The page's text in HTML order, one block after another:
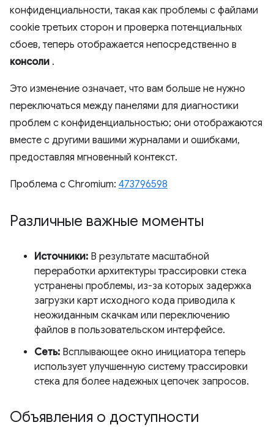
конфиденциальности, такая как проблемы с файлами
cookie третьих сторон и проверка потенциальных
сбоев, теперь отображается непосредственно в
консоли .
Это изменение означает, что вам больше не нужно
переключаться между панелями для диагностики
проблем с конфиденциальностью; они отображаются
вместе с другими вашими журналами и ошибками,
предоставляя мгновенный контекст.
Проблема с Chromium: 473796598
Различные важные моменты
Источники: В результате масштабной
переработки архитектуры трассировки стека
устранены проблемы, из-за которых задержка
загрузки карт исходного кода приводила к
неожиданным скачкам или переключению
файлов в пользовательском интерфейсе.
Сеть: Всплывающее окно инициатора теперь
использует улучшенную систему трассировки
стека для более надежных цепочек запросов.
Объявления о доступности